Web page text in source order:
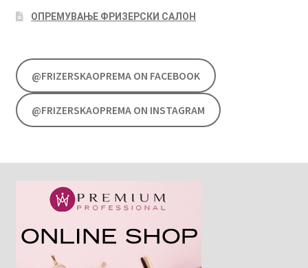
ОПРЕМУВАЊЕ ФРИЗЕРСКИ САЛОН
@FRIZERSKAOPREMA ON FACEBOOK
@FRIZERSKAOPREMA ON INSTAGRAM